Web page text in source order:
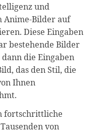
und
Anime-Bilder auf
Diese Eingaben
bestehende Bilder
die Eingaben
das den Stil, die
Ihnen
fortschrittliche
von